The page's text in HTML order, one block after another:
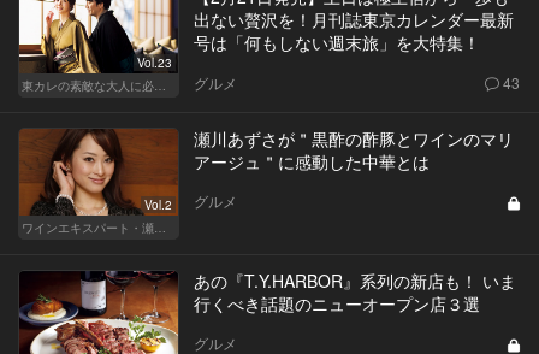
Vol.23
東カレの素敵な大人に必要なこと
出ない贅沢を！月刊誌東京カレンダー最新
号は「何もしない週末旅」を大特集！
グルメ 43
Vol.2
ワインエキスパート・瀬川あずさの マリアージュを楽しむレストラン
瀬川あずさが＂黒酢の酢豚とワインのマリ
アージュ＂に感動した中華とは
グルメ
あの『T.Y.HARBOR』系列の新店も！ いま
行くべき話題のニューオープン店３選
グルメ